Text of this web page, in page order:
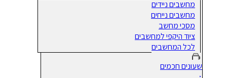
מחשבים ניידים
מחשבים נייחים
מסכי מחשב
ציוד היקפי למחשבים
לכל המחשבים
שעונים חכמים